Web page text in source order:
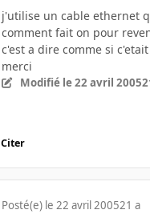
j'utilise un cable ethernet
comment fait on pour
c'est a dire comme si
merci
Modifié le 22 avril 2005
Citer
Posté(e) le 22 avril 200521 a